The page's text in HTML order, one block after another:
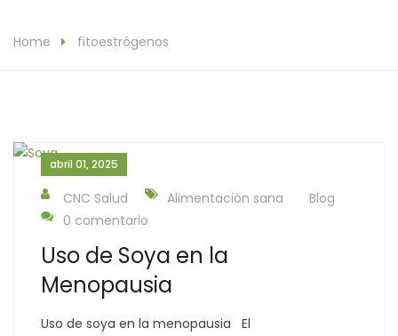
Home fitoestrógenos
abril 01, 2025
CNC Salud Alimentación sana
Blog
0 comentario
Uso de Soya en la
Menopausia
Uso de soya en la menopausia El